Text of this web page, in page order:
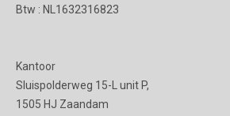
Btw : NL1632316823
Kantoor
Sluispolderweg 15-L unit P,
1505 HJ Zaandam